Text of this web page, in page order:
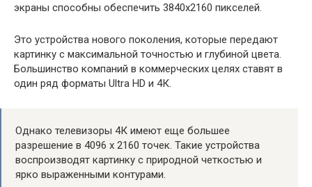
экраны способны обеспечить 3840х2160 пикселей.
Это устройства нового поколения, которые передают
картинку с максимальной точностью и глубиной цвета.
Большинство компаний в коммерческих целях ставят в
один ряд форматы Ultra HD и 4К.
Однако телевизоры 4К имеют еще большее
разрешение в 4096 х 2160 точек. Такие устройства
воспроизводят картинку с природной четкостью и
ярко выраженными контурами.